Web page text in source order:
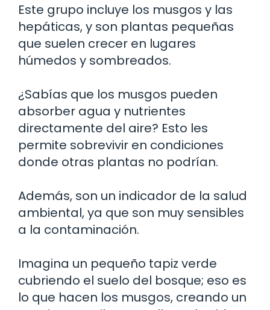
Este grupo incluye los musgos y las
hepáticas, y son plantas pequeñas
que suelen crecer en lugares
húmedos y sombreados.
¿Sabías que los musgos pueden
absorber agua y nutrientes
directamente del aire? Esto les
permite sobrevivir en condiciones
donde otras plantas no podrían.
Además, son un indicador de la salud
ambiental, ya que son muy sensibles
a la contaminación.
Imagina un pequeño tapiz verde
cubriendo el suelo del bosque; eso es
lo que hacen los musgos, creando un